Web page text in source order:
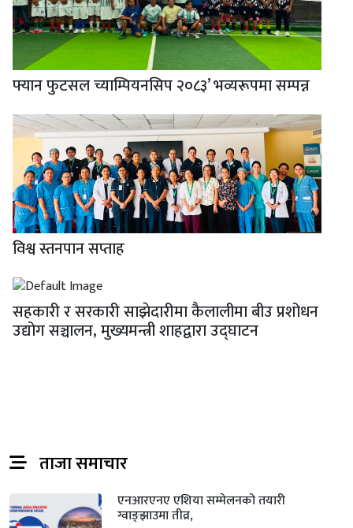
फ्यान फुटसल च्याम्पियनसिप २०८३’ भव्यरूपमा सम्पन्न
विश्व स्तनपान सप्ताह
सहकारी र सरकारी साझेदारीमा कैलालीमा बीउ प्रशोधन
उद्योग सञ्चालन, मुख्यमन्त्री शाहद्वारा उद्घाटन
ताजा समाचार
एनआरएनए एशिया सम्मेलनको तयारी
ग्वाङ्झाउमा तीव्र,